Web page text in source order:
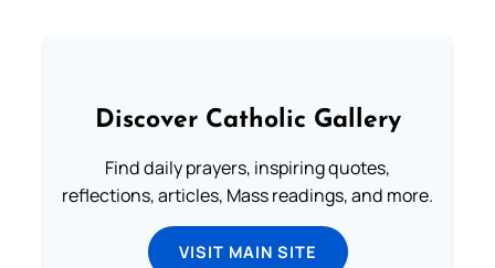
Discover Catholic Gallery
Find daily prayers, inspiring quotes,
reflections, articles, Mass readings, and more.
VISIT MAIN SITE